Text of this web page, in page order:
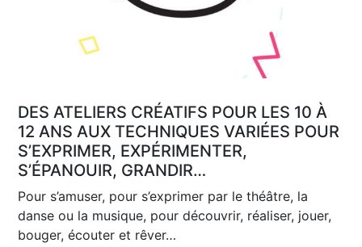
DES ATELIERS CRÉATIFS POUR LES 10 À
12 ANS AUX TECHNIQUES VARIÉES POUR
S’EXPRIMER, EXPÉRIMENTER,
S’ÉPANOUIR, GRANDIR…
Pour s’amuser, pour s’exprimer par le théâtre, la
danse ou la musique, pour découvrir, réaliser, jouer,
bouger, écouter et rêver…